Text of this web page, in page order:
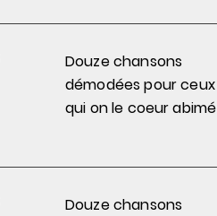
Douze chansons
démodées pourceux
qui on le coeur abimé
Douze chansons